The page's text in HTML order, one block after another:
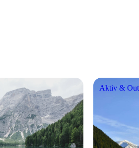
Aktiv &